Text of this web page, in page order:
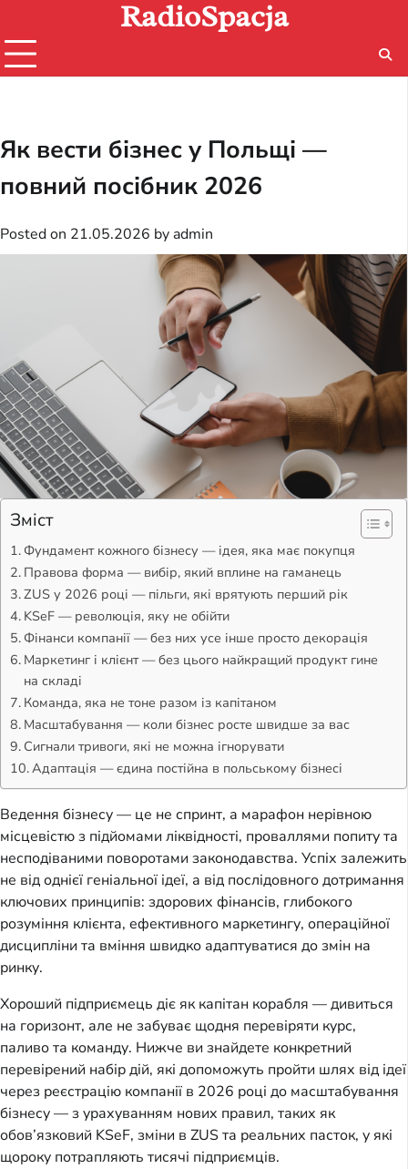
content
RadioSpacja
Як вести бізнес у Польщі —
повний посібник 2026
Posted on 21.05.2026 by admin
Зміст
Фундамент кожного бізнесу — ідея, яка має покупця
Правова форма — вибір, який вплине на гаманець
ZUS у 2026 році — пільги, які врятують перший рік
KSeF — революція, яку не обійти
Фінанси компанії — без них усе інше просто декорація
Маркетинг і клієнт — без цього найкращий продукт гине
на складі
Команда, яка не тоне разом із капітаном
Масштабування — коли бізнес росте швидше за вас
Сигнали тривоги, які не можна ігнорувати
Адаптація — єдина постійна в польському бізнесі
Ведення бізнесу — це не спринт, а марафон нерівною
місцевістю з підйомами ліквідності, проваллями попиту та
несподіваними поворотами законодавства. Успіх залежить
не від однієї геніальної ідеї, а від послідовного дотримання
ключових принципів: здорових фінансів, глибокого
розуміння клієнта, ефективного маркетингу, операційної
дисципліни та вміння швидко адаптуватися до змін на
ринку.
Хороший підприємець діє як капітан корабля — дивиться
на горизонт, але не забуває щодня перевіряти курс,
паливо та команду. Нижче ви знайдете конкретний
перевірений набір дій, які допоможуть пройти шлях від ідеї
через реєстрацію компанії в 2026 році до масштабування
бізнесу — з урахуванням нових правил, таких як
обов’язковий KSeF, зміни в ZUS та реальних пасток, у які
щороку потрапляють тисячі підприємців.